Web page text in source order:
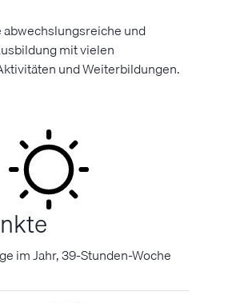
abwechslungsreiche und
mit vielen
und Weiterbildungen.
im Jahr, 39-Stunden-Woche